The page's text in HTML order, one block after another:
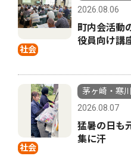
社会
2026.08.06
町内会活動
役員向け講
社会
茅ヶ崎・寒川
2026.08.07
猛暑の日
集に汗